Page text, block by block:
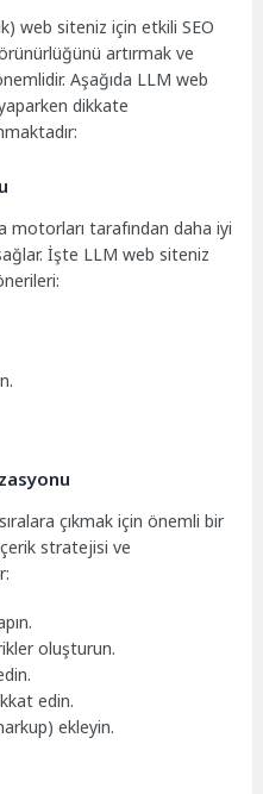
web siteniz için etkili SEO
artırmak ve
Aşağıda LLM web
dikkate
motorları tarafından daha iyi
İşte LLM web siteniz
çıkmak için önemli bir
stratejisi ve
oluşturun.
edin.
ekleyin.